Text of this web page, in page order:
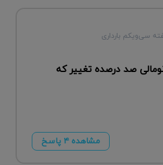
سی‌ویکم بارداری
صد درصده تغییر که
مشاهده ۴ پاسخ